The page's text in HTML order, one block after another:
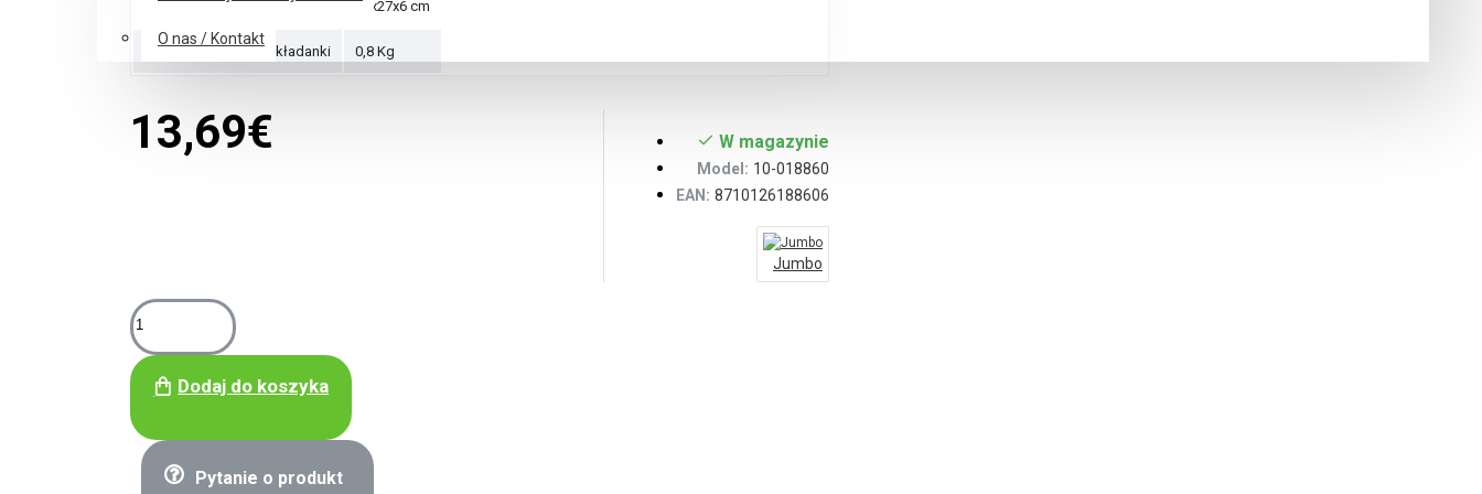
O nas / Kontakt
Wymiary pudełka 37x27x6 cm
Waga opakowania układanki 0,8 Kg
13,69€ W magazynie
Model: 10-018860
EAN: 8710126188606
Jumbo
Dodaj do koszyka
Pytanie o produkt